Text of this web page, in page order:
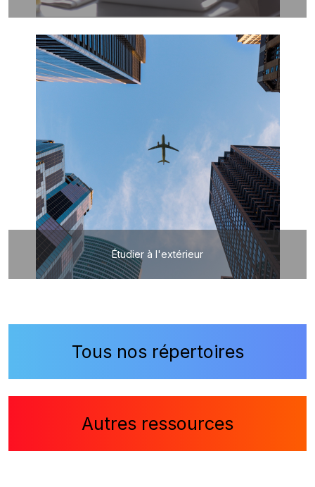
Étudier à l'extérieur
Tous nos répertoires
Autres ressources